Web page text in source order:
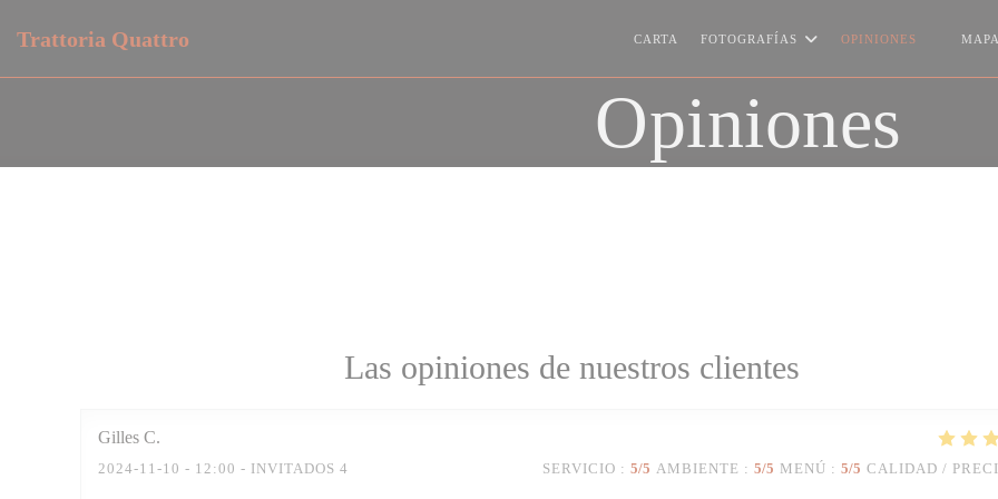
Trattoria Quattro CARTA FOTOGRAFÍAS
OPINIONES
Opiniones
Las opiniones de nuestros clientes
Gilles C
2024-11-10 - 12:00 - INVITADOS 4 SERVICIO : 5/5 AMBIENTE : 5/5 MENÚ : 5/5 CALIDAD /